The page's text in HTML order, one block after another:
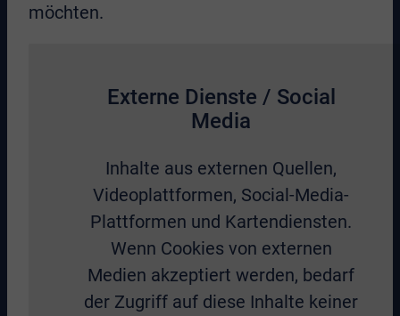
möchten.
Externe Dienste / Social
Media
Inhalte aus externen Quellen,
Videoplattformen, Social-Media-
Plattformen und Kartendiensten.
Wenn Cookies von externen
Medien akzeptiert werden, bedarf
der Zugriff auf diese Inhalte keiner